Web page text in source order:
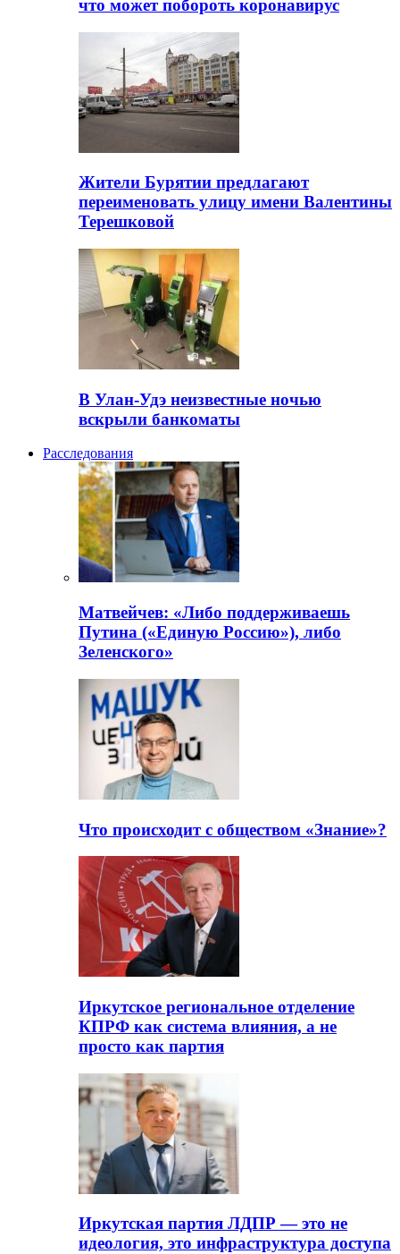
что может побороть коронавирус
Жители Бурятии предлагают
переименовать улицу имени Валентины
Терешковой
В Улан-Удэ неизвестные ночью
вскрыли банкоматы
Расследования
Матвейчев: «Либо поддерживаешь
Путина («Единую Россию»), либо
Зеленского»
Что происходит с обществом «Знание»?
Иркутское региональное отделение
КПРФ как система влияния, а не
просто как партия
Иркутская партия ЛДПР — это не
идеология, это инфраструктура доступа